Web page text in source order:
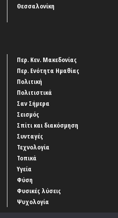
Θεσσαλονίκη
Περ. Κεν. Μακεδονίας
Περ. Ενότητα Ημαθίας
Πολιτική
Πολιτιστικά
Σαν Σήμερα
Σεισμός
Σπίτι και διακόσμηση
Συνταγές
Τεχνολογία
Τοπικά
Υγεία
Φύση
Φυσικές λύσεις
Ψυχολογία